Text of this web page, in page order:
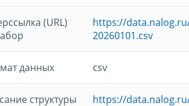
(URL)
https://
20260101.csv
данных csv
структуры
https://